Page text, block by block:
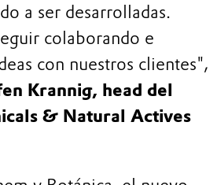
a ser desarrolladas.
colaborando e
con nuestros clientes",
Krannig, head del
& Natural Actives